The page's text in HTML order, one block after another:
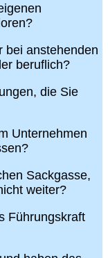
bei anstehenden
beruflich?
die Sie
Unternehmen
Sackgasse,
weiter?
Führungskraft